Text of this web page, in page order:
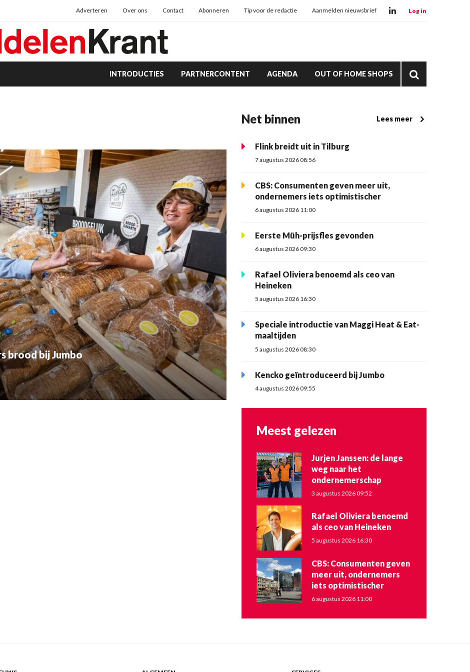
Adverteren Over ons Contact Abonneren Tip voor de redactie Aanmelden nieuwsbrief Log in
INTRODUCTIES PARTNERCONTENT AGENDA OUT OF HOME SHOPS
brood bij Jumbo
Net binnen Lees meer
Flink breidt uit in Tilburg
7 augustus 2026 08:56
CBS: Consumenten geven meer uit,
ondernemers iets optimistischer
6 augustus 2026 11:00
Eerste Müh-prijsfles gevonden
6 augustus 2026 09:30
Rafael Oliviera benoemd als ceo van
Heineken
5 augustus 2026 16:30
Speciale introductie van Maggi Heat & Eat-
maaltijden
5 augustus 2026 08:30
Kencko geïntroduceerd bij Jumbo
4 augustus 2026 09:55
Meest gelezen
Jurjen Janssen: de lange
weg naar het
ondernemerschap
3 augustus 2026 09:52
Rafael Oliviera benoemd
als ceo van Heineken
5 augustus 2026 16:30
CBS: Consumenten geven
meer uit, ondernemers
iets optimistischer
6 augustus 2026 11:00